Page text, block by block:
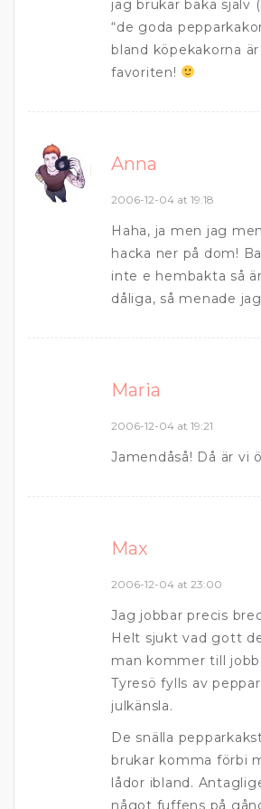
jag brukar baka själv
“de goda
bland köpekakorna
favoriten!
Anna
2006-12-04 at 19:18
Haha, ja men jag
hacka ner på dom!
inte e hembakta så
dåliga, så menade jag
Maria
2006-12-04 at 19:21
Jamendåså! Då är vi
Max
2006-12-04 at 23:00
Jag jobbar precis
Helt sjukt vad gott
man kommer till
Tyresö fylls av
julkänsla.
De snälla
brukar komma förbi
lådor ibland.
något fuffens på